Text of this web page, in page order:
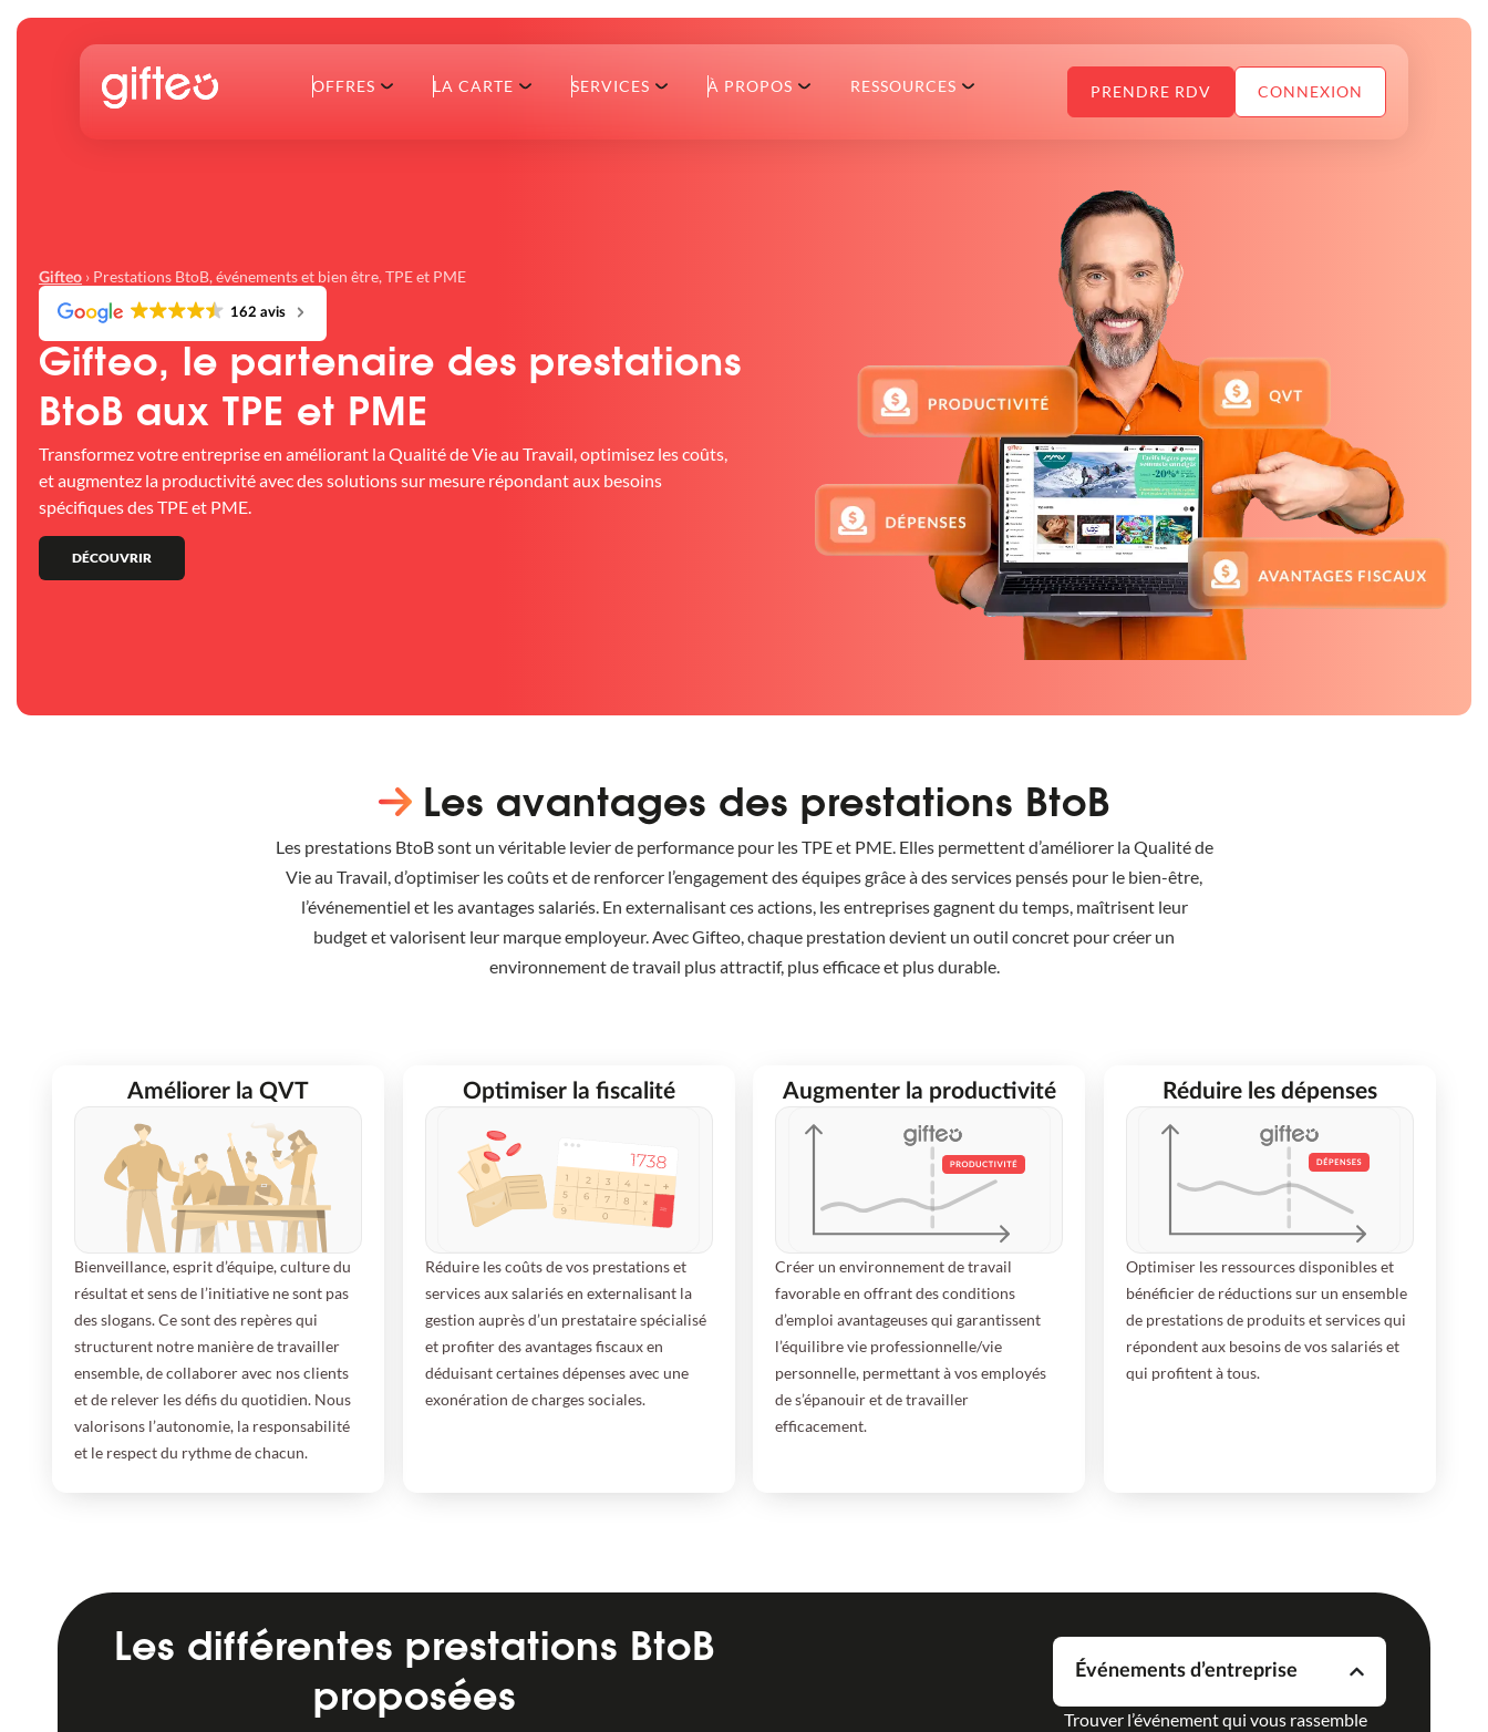
OFFRES LA CARTE SERVICES À PROPOS RESSOURCES PRENDRE RDV CONNEXION
Gifteo › Prestations BtoB, événements et bien être, TPE et PME
162 avis
Gifteo, le partenaire des prestations
BtoB aux TPE et PME
Transformez votre entreprise en améliorant la Qualité de Vie au Travail, optimisez les coûts,
et augmentez la productivité avec des solutions sur mesure répondant aux besoins
spécifiques des TPE et PME.
DÉCOUVRIR
Les avantages des prestations BtoB
Les prestations BtoB sont un véritable levier de performance pour les TPE et PME. Elles permettent d’améliorer la Qualité de
Vie au Travail, d’optimiser les coûts et de renforcer l’engagement des équipes grâce à des services pensés pour le bien-être,
l’événementiel et les avantages salariés. En externalisant ces actions, les entreprises gagnent du temps, maîtrisent leur
budget et valorisent leur marque employeur. Avec Gifteo, chaque prestation devient un outil concret pour créer un
environnement de travail plus attractif, plus efficace et plus durable.
Améliorer la QVT
Bienveillance, esprit d’équipe, culture du
résultat et sens de l’initiative ne sont pas
des slogans. Ce sont des repères qui
structurent notre manière de travailler
ensemble, de collaborer avec nos clients
et de relever les défis du quotidien. Nous
valorisons l’autonomie, la responsabilité
et le respect du rythme de chacun.
Optimiser la fiscalité
Réduire les coûts de vos prestations et
services aux salariés en externalisant la
gestion auprès d’un prestataire spécialisé
et profiter des avantages fiscaux en
déduisant certaines dépenses avec une
exonération de charges sociales.
Augmenter la productivité
Créer un environnement de travail
favorable en offrant des conditions
d’emploi avantageuses qui garantissent
l’équilibre vie professionnelle/vie
personnelle, permettant à vos employés
de s’épanouir et de travailler
efficacement.
Réduire les dépenses
Optimiser les ressources disponibles et
bénéficier de réductions sur un ensemble
de prestations de produits et services qui
répondent aux besoins de vos salariés et
qui profitent à tous.
Les différentes prestations BtoB
proposées
Événements d’entreprise
Trouver l’événement qui vous rassemble